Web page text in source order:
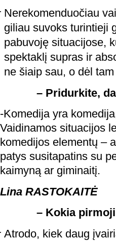
Nerekomenduočiau
giliau suvoks turintieji
pabuvoję situacijose,
spektaklį supras ir
ne šiaip sau, o dėl
– Pridurkite, dar
-Komedija yra
Vaidinamos situacijos
komedijos elementų –
patys susitapatins su
kaimyną ar giminaitį.
Lina RASTOKAITĖ
– Kokia pirmoji
Atrodo, kiek daug